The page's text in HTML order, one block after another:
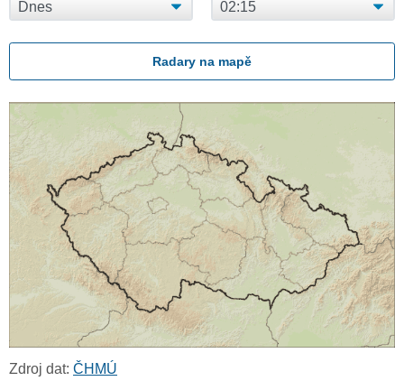
Radary na mapě
Zdroj dat: ČHMÚ